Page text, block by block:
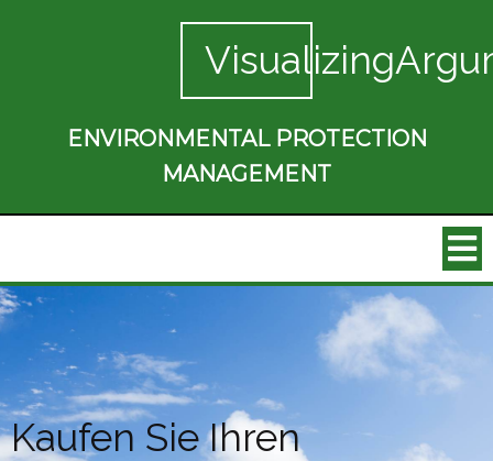
ENVIRONMENTAL PROTECTION
MANAGEMENT
Kaufen Sie Ihren